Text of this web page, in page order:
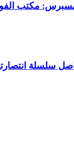
مكتب
سلسلة